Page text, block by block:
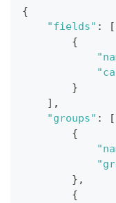
{
"fields" :
[
{
}
] ,
"groups" :
[
{
} ,
{